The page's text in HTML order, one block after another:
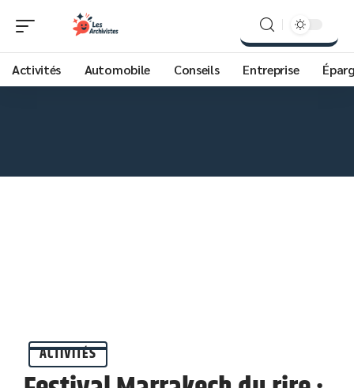
Activités Automobile Conseils Entreprise
ACTIVITÉS